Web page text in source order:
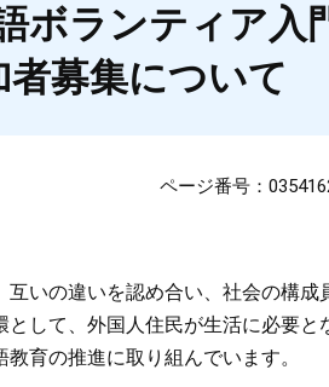
ボランティア入
募集について
ページ番号：
いの違いを認め合い、社会の構成
して、外国人住民が生活に必要と
育の推進に取り組んでいます。